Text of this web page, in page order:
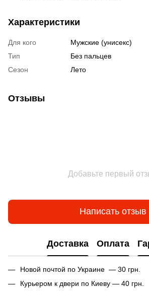
Характеристики
Для кого
Мужские (унисекс)
Тип
Без пальцев
Сезон
Лето
Отзывы
Добавьте первый
Написать отзыв
Доставка Оплата
Новой почтой по Украине — 30 грн.
Курьером к двери по Киеву — 40 грн.